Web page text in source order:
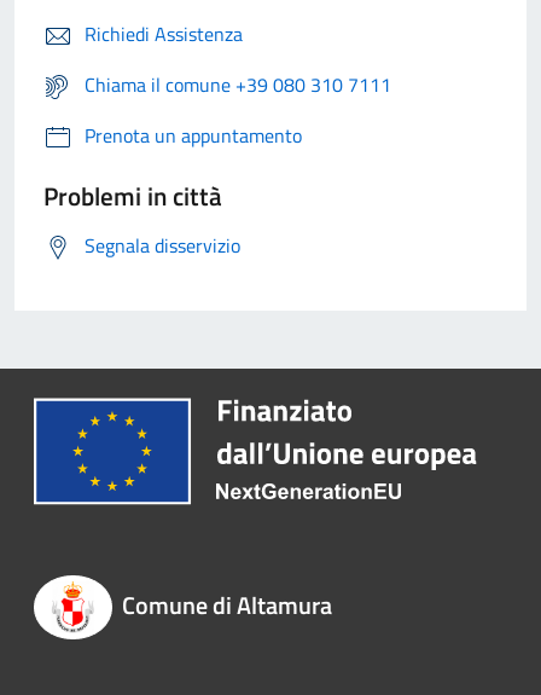
Richiedi Assistenza
Chiama il comune +39 080 310 7111
Prenota un appuntamento
Problemi in città
Segnala disservizio
Comune di Altamura